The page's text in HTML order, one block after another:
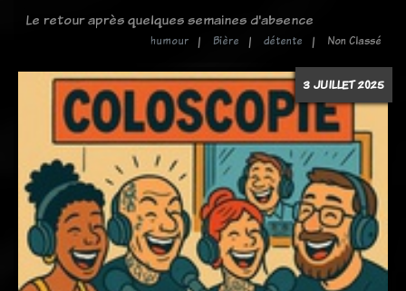
Le retour après quelques semaines d'absence
humour Bière détente Non Classé
3 JUILLET 2025